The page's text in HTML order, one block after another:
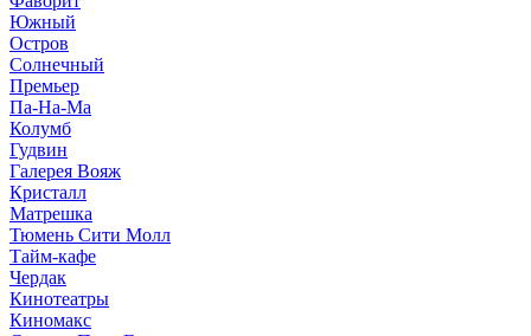
Южный
Остров
Солнечный
Премьер
Па-На-Ма
Колумб
Гудвин
Галерея Вояж
Кристалл
Матрешка
Тюмень Сити Молл
Тайм-кафе
Чердак
Кинотеатры
Киномакс